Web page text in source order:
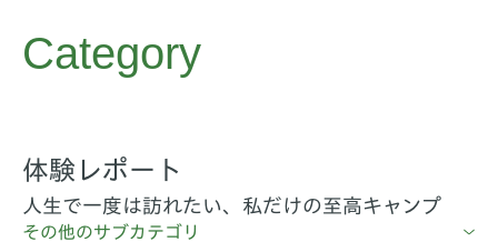
Category
体験レポート
人生で一度は訪れたい、私だけの至高キャンプ
その他のサブカテゴリ